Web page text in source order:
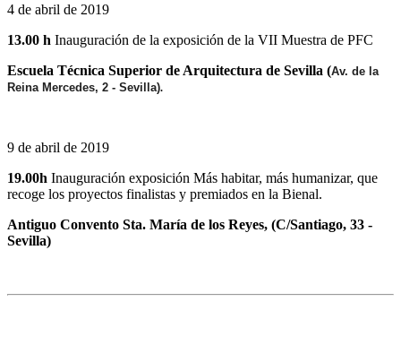
4 de abril de 2019
13.00 h Inauguración de la exposición de la VII Muestra de PFC
Escuela Técnica Superior de Arquitectura de Sevilla (Av. de la
Reina Mercedes, 2 - Sevilla).
9 de abril de 2019
19.00h Inauguración exposición Más habitar, más humanizar, que
recoge los proyectos finalistas y premiados en la Bienal.
Antiguo Convento Sta. María de los Reyes, (C/Santiago, 33 -
Sevilla)